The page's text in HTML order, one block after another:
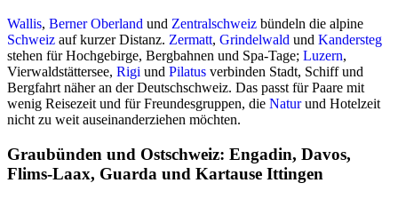
Wallis, Berner Oberland und Zentralschweiz bündeln die alpine
Schweiz auf kurzer Distanz. Zermatt, Grindelwald und Kandersteg
stehen für Hochgebirge, Bergbahnen und Spa-Tage; Luzern,
Vierwaldstättersee, Rigi und Pilatus verbinden Stadt, Schiff und
Bergfahrt näher an der Deutschschweiz. Das passt für Paare mit
wenig Reisezeit und für Freundesgruppen, die Naturund Hotelzeit
nicht zu weit auseinanderziehen möchten.
Graubünden und Ostschweiz: Engadin, Davos,
Flims-Laax, Guarda und Kartause Ittingen